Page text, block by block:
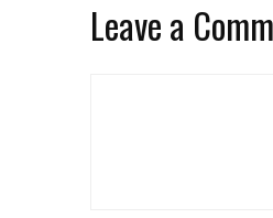
Leave a